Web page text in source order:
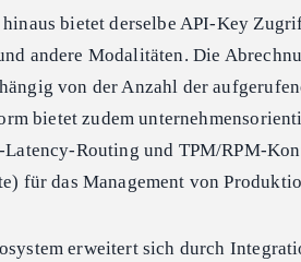
bietet derselbe API-Key
andere Modalitäten. Die
von der Anzahl der
bietet zudem
Routing und TPM/RPM-
für das Management von
erweitert sich durch